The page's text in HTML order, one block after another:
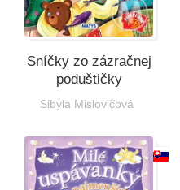
Sníčky zo zázračnej
poduštičky
Sibyla Mislovičová